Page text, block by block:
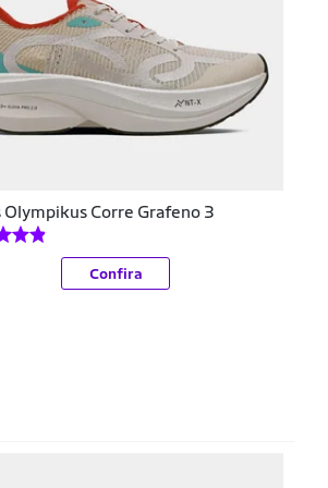
Olympikus Corre Grafeno 3
Confira